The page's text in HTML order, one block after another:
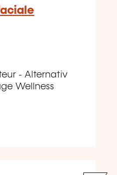
- Alternativ
Wellness